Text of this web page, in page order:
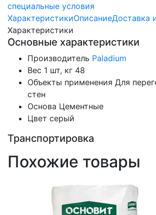
специальные условия
ХарактеристикиОписаниеДоставка
Характеристики
Основные характеристики
Производитель Paladium
Вес 1 шт, кг 48
Объекты применения Для
стен
Основа Цементные
Цвет серый
Транспортировка
Похожие товары